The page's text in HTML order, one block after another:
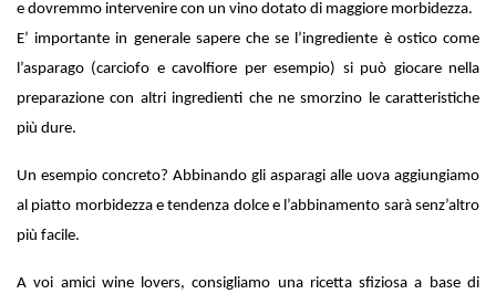
e dovremmo intervenire con un vino dotato di maggiore morbidezza.
E’ importante in generale sapere che se l’ingrediente è ostico come
l’asparago (carciofo e cavolfiore per esempio) si può giocare nella
preparazione con altri ingredienti che ne smorzino le caratteristiche
più dure.
Un esempio concreto? Abbinando gli asparagi alle uova aggiungiamo
al piatto morbidezza e tendenza dolce e l’abbinamento sarà senz’altro
più facile.
A voi amici wine lovers, consigliamo una ricetta sfiziosa a base di